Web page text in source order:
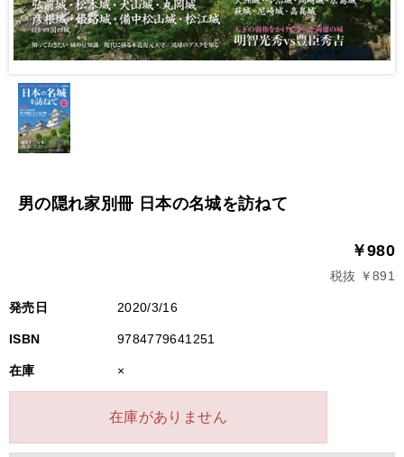
男の隠れ家別冊 日本の名城を訪ねて
￥980
税抜 ￥891
発売日 2020/3/16
ISBN 9784779641251
在庫 ×
在庫がありません